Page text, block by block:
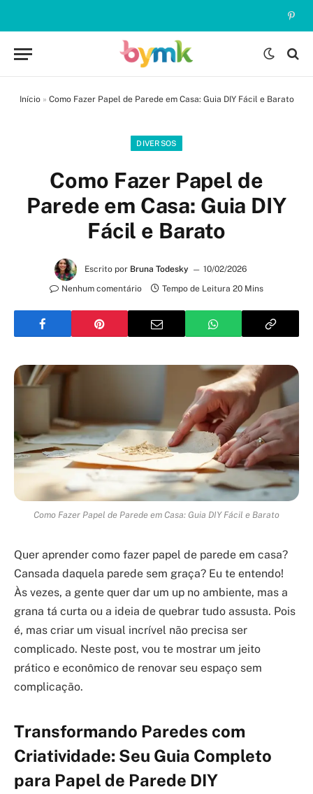
Início» Como Fazer Papel de Parede em Casa: Guia DIY Fácil e Barato
DIVERSOS
Como Fazer Papel de
Parede em Casa: Guia DIY
Fácil e Barato
Escrito por Bruna Todesky
10/02/2026
Nenhum comentário
Tempo de Leitura 20 Mins
Como Fazer Papel de Parede em Casa: Guia DIY Fácil e Barato
Quer aprender como fazer papel de parede em casa?
Cansada daquela parede sem graça? Eu te entendo!
Às vezes, a gente quer dar um up no ambiente, mas a
grana tá curta ou a ideia de quebrar tudo assusta. Pois
é, mas criar um visual incrível não precisa ser
complicado. Neste post, vou te mostrar um jeito
prático e econômico de renovar seu espaço sem
complicação.
Transformando Paredes com
Criatividade: Seu Guia Completo
para Papel de Parede DIY